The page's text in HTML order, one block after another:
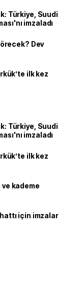
Türkiye, Suudi
imzaladı
Dev
ilk kez
Türkiye, Suudi
imzaladı
ilk kez
kademe
için imzalar